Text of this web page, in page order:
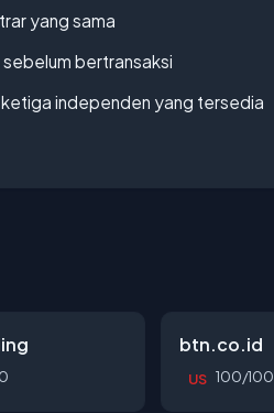
yang sama
bertransaksi
ketiga independen yang tersedia
btn.co.id
US 100/100